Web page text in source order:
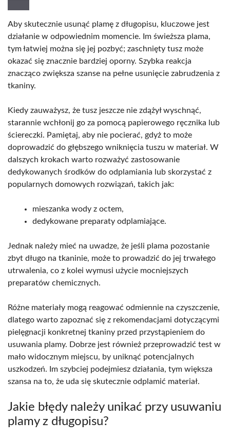
Aby skutecznie usunąć plamę z długopisu, kluczowe jest
działanie w odpowiednim momencie. Im świeższa plama,
tym łatwiej można się jej pozbyć; zaschnięty tusz może
okazać się znacznie bardziej oporny. Szybka reakcja
znacząco zwiększa szanse na pełne usunięcie zabrudzenia z
tkaniny.
Kiedy zauważysz, że tusz jeszcze nie zdążył wyschnąć,
starannie wchłonij go za pomocą papierowego ręcznika lub
ściereczki. Pamiętaj, aby nie pocierać, gdyż to może
doprowadzić do głębszego wniknięcia tuszu w materiał. W
dalszych krokach warto rozważyć zastosowanie
dedykowanych środków do odplamiania lub skorzystać z
popularnych domowych rozwiązań, takich jak:
mieszanka wody z octem,
dedykowane preparaty odplamiające.
Jednak należy mieć na uwadze, że jeśli plama pozostanie
zbyt długo na tkaninie, może to prowadzić do jej trwałego
utrwalenia, co z kolei wymusi użycie mocniejszych
preparatów chemicznych.
Różne materiały mogą reagować odmiennie na czyszczenie,
dlatego warto zapoznać się z rekomendacjami dotyczącymi
pielęgnacji konkretnej tkaniny przed przystąpieniem do
usuwania plamy. Dobrze jest również przeprowadzić test w
mało widocznym miejscu, by uniknąć potencjalnych
uszkodzeń. Im szybciej podejmiesz działania, tym większa
szansa na to, że uda się skutecznie odplamić materiał.
Jakie błędy należy unikać przy usuwaniu
plamy z długopisu?